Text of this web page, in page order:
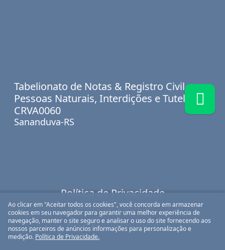
Tabelionato de Notas & Registro Civil
Pessoas Naturais, Interdições e Tutelas. //
CRVA0060
Sananduva-RS
Política de Privacidade
Gerenciar Cookies
Área Administrativa
Ao clicar em "Aceitar todos os cookies", você concorda em armazenar
cookies em seu navegador para garantir uma melhor experiência de
navegação, manter o site seguro e analisar o uso do site fornecendo aos
nossos parceiros de anúncios informações para personalização e
medição. Política de Privacidade.